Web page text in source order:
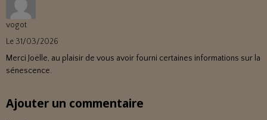
vogot
Le 31/03/2026
Merci Joëlle, au plaisir de vous avoir fourni certaines informations sur la
sénescence.
Ajouter un commentaire